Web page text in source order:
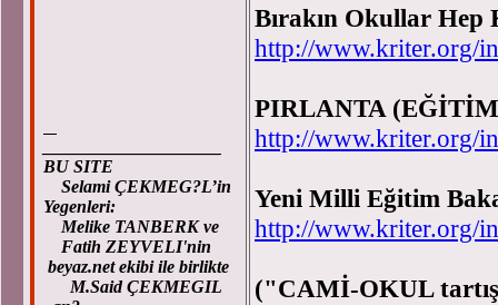
BU SITE
Selami ÇEKMEG?L’in
Yegenleri:
Melike TANBERK ve
Fatih ZEYVELI'nin
beyaz.net ekibi ile birlikte
M.Said ÇEKMEGIL
Bırakın Okullar Hep
http://www.kriter.org/
PIRLANTA
http://www.kriter.org/
Yeni Milli Eğitim
http://www.kriter.org/
("CAMİ-OKUL